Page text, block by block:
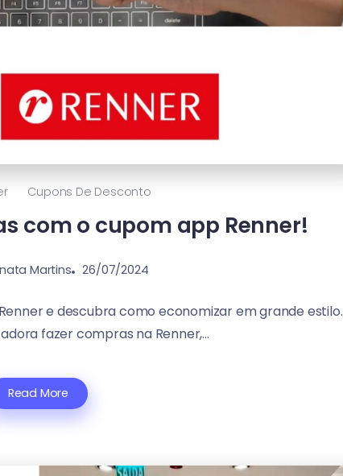
Cupons De Desconto
com o cupom app Renner!
Martins 26/07/2024
e descubra como economizar em grande estilo.
fazer compras na Renner,...
Read More